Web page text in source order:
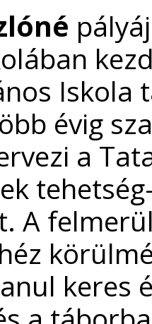
Iskola
évig
a
A
keres